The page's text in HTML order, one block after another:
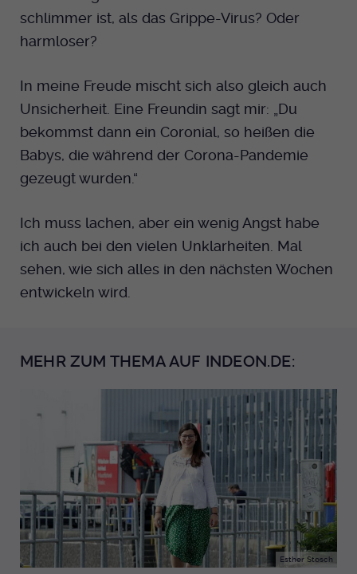
schlimmer ist, als das Grippe-Virus? Oder
harmloser?
In meine Freude mischt sich also gleich auch
Unsicherheit. Eine Freundin sagt mir: „Du
bekommst dann ein Coronial, so heißen die
Babys, die während der Corona-Pandemie
gezeugt wurden.“
Ich muss lachen, aber ein wenig Angst habe
ich auch bei den vielen Unklarheiten. Mal
sehen, wie sich alles in den nächsten Wochen
entwickeln wird.
MEHR ZUM THEMA AUF INDEON.DE:
Esther Stosch
Laufzeit
dieser Cookie am Ende der Sitzung
gelöscht. Ansonsten 1 Monat.
Zweck
Dient zur Speicherung der Cookie Opt-In
Einstellungen. Eine optionale Nummer
nach dem Namen gibt lediglich eine